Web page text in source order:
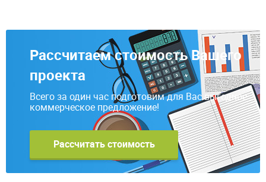
Рассчитаем стоимость Вашего
проекта
Всего за один час подготовим для Вас выгодное
коммерческое предложение!
Рассчитать стоимость